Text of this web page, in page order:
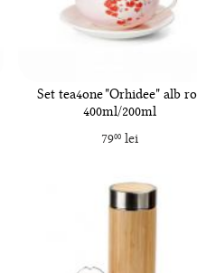
Set tea4one "Orhidee" alb
400ml/200ml
7900lei